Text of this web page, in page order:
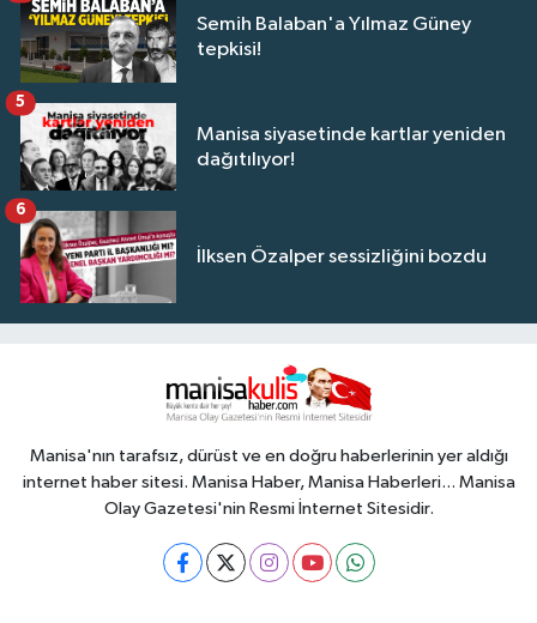
Semih Balaban'a Yılmaz Güney
tepkisi!
Manisa siyasetinde kartlar yeniden
dağıtılıyor!
5
İlksen Özalper sessizliğini bozdu
6
Manisa'nın tarafsız, dürüst ve en doğru haberlerinin yer aldığı
internet haber sitesi. Manisa Haber, Manisa Haberleri... Manisa
Olay Gazetesi'nin Resmi İnternet Sitesidir.